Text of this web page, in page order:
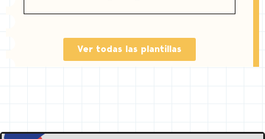
Ver todas las plantillas